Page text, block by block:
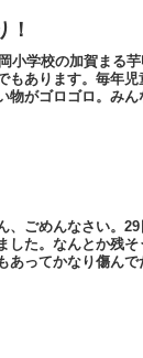
！
小学校の加賀まる
もあります。毎年
物がゴロゴロ。み
、ごめんなさい。
した。なんとか残
あってかなり傷ん